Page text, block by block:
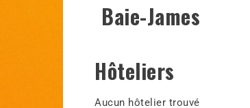
Baie-James
Hôteliers
Aucun hôtelier trouvé